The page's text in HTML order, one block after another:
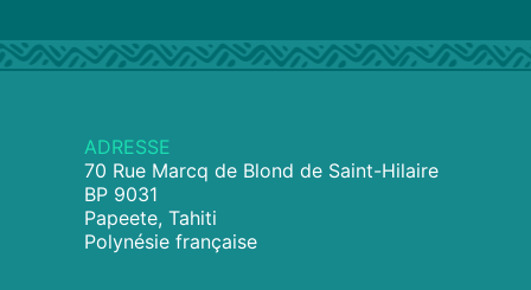
ADRESSE
70 Rue Marcq de Blond de Saint-Hilaire
BP 9031
Papeete, Tahiti
Polynésie française